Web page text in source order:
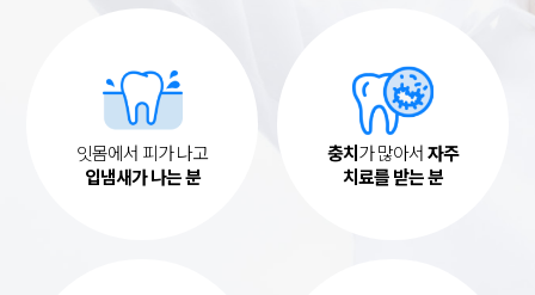
잇몸에서 피가 나고
입냄새가 나는 분
충치가 많아서자주
치료를 받는 분